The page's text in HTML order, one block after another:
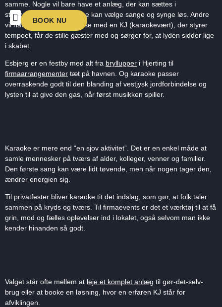
BOOK NU
samme. Nogle vil bare have et anlæg, der kan sættes i
stikkontakten, så gæsterne kan vælge sange og synge løs. Andre
vil have den fulde oplevelse med en KJ (karaokevært), der styrer
tempoet, får de stille gæster med og sørger for, at lyden sidder lige
i skabet.
Esbjerg er en festby med alt fra bryllupper i Hjerting til
firmaarrangementer tæt på havnen. Og karaoke passer
overraskende godt til den blanding af vestjysk jordforbindelse og
lysten til at give den gas, når først musikken spiller.
Karaoke er mere end “en sjov aktivitet”. Det er en enkel måde at
samle mennesker på tværs af alder, kolleger, venner og familier.
Den første sang kan være lidt tøvende, men når nogen tager den,
ændrer energien sig.
Til privatfester bliver karaoke tit det indslag, som gør, at folk taler
sammen på kryds og tværs. Til firmaevents er det et værktøj til at få
grin, mod og fælles oplevelser ind i lokalet, også selvom man ikke
kender hinanden så godt.
Valget står ofte mellem at leje et komplet anlæg til gør-det-selv-
brug eller at booke en løsning, hvor en erfaren KJ står for
afviklingen.